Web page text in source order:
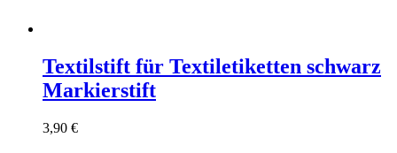
Textilstift für Textiletiketten schwarz
Markierstift
3,90 €